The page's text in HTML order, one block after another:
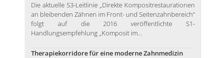
Die aktuelle S3-Leitlinie „Direkte Kompositrestaurationen
an bleibenden Zähnen im Front- und Seitenzahnbereich“
folgt auf die 2016 veröffentlichte S1-
Handlungsempfehlung „Komposit im...
Therapiekorridore für eine moderne Zahnmedizin